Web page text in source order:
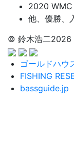
2020
他、優勝、
© 鈴木浩二2026
ゴールドハウ
FISHING
bassguide.jp